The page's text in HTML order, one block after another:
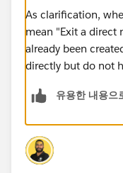
As clarification,
mean "Exit a direct
already been
directly but do not
유용한 내용으